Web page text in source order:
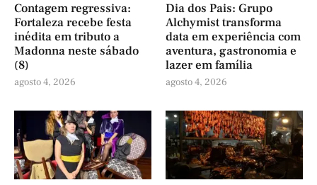
Contagem regressiva:
Fortaleza recebe festa
inédita em tributo a
Madonna neste sábado
(8)
agosto 4, 2026
Dia dos Pais: Grupo
Alchymist transforma
data em experiência com
aventura, gastronomia e
lazer em família
agosto 4, 2026